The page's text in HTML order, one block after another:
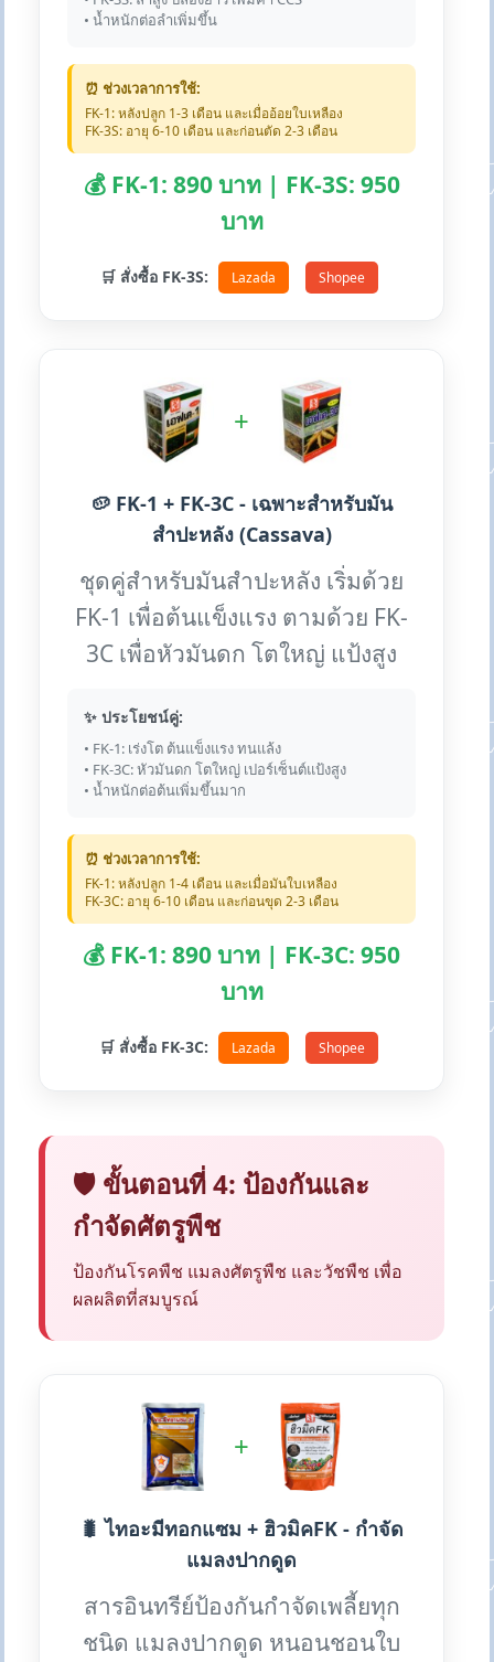
• น้ำหนักต่อลำเพิ่มขึ้น
⏰ ช่วงเวลาการใช้:
FK-1: หลังปลูก 1-3 เดือน และเมื่ออ้อยใบเหลือง
FK-3S: อายุ 6-10 เดือน และก่อนตัด 2-3 เดือน
💰 FK-1: 890 บาท | FK-3S: 950
บาท
🛒 สั่งซื้อ FK-3S: Lazada Shopee
+
🥔 FK-1 + FK-3C - เฉพาะสำหรับมัน
สำปะหลัง (Cassava)
ชุดคู่สำหรับมันสำปะหลัง เริ่มด้วย
FK-1 เพื่อต้นแข็งแรง ตามด้วย FK-
3C เพื่อหัวมันดก โตใหญ่ แป้งสูง
✨ ประโยชน์คู่:
• FK-1: เร่งโต ต้นแข็งแรง ทนแล้ง
• FK-3C: หัวมันดก โตใหญ่ เปอร์เซ็นต์แป้งสูง
• น้ำหนักต่อต้นเพิ่มขึ้นมาก
⏰ ช่วงเวลาการใช้:
FK-1: หลังปลูก 1-4 เดือน และเมื่อมันใบเหลือง
FK-3C: อายุ 6-10 เดือน และก่อนขุด 2-3 เดือน
💰 FK-1: 890 บาท | FK-3C: 950
บาท
🛒 สั่งซื้อ FK-3C: Lazada Shopee
🛡️ ขั้นตอนที่ 4: ป้องกันและ
กำจัดศัตรูพืช
ป้องกันโรคพืช แมลงศัตรูพืช และวัชพืช เพื่อ
ผลผลิตที่สมบูรณ์
+
🐛 ไทอะมีทอกแซม + ฮิวมิคFK - กำจัด
แมลงปากดูด
สารอินทรีย์ป้องกันกำจัดเพลี้ยทุก
ชนิด แมลงปากดูด หนอนชอนใบ